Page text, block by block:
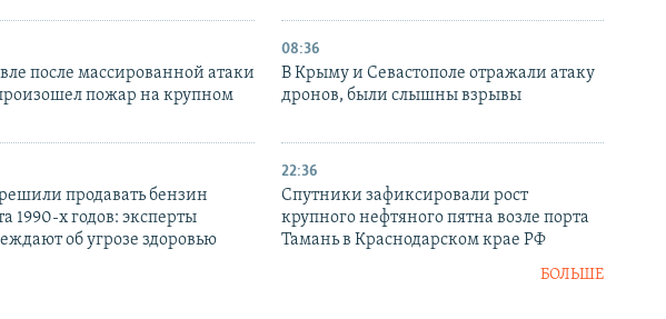
после массированной атаки
пожар на крупном
08:36
В Крыму и Севастополе отражали атаку
дронов, были слышны взрывы
продавать бензин
1990-х годов: эксперты
об угрозе здоровью
22:36
Спутники зафиксировали рост
крупного нефтяного пятна возле порта
Тамань в Краснодарском крае РФ
БОЛЬШЕ